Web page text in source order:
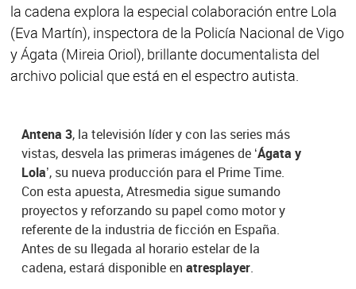
la cadena explora la especial colaboración entre Lola
(Eva Martín), inspectora de la Policía Nacional de Vigo
y Ágata (Mireia Oriol), brillante documentalista del
archivo policial que está en el espectro autista.
Antena 3, la televisión líder y con las series más
vistas, desvela las primeras imágenes de ‘Ágata y
Lola’, su nueva producción para el Prime Time.
Con esta apuesta, Atresmedia sigue sumando
proyectos y reforzando su papel como motor y
referente de la industria de ficción en España.
Antes de su llegada al horario estelar de la
cadena, estará disponible enatresplayer.